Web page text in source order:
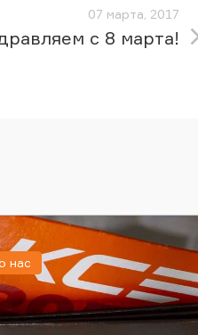
07 марта, 2017
с 8 марта!
нас